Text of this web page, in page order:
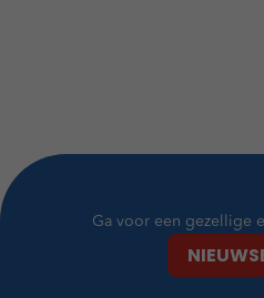
Ga voor een gezellige